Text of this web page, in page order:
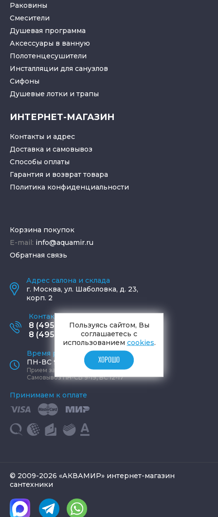
Раковины
Смесители
Душевая программа
Аксессуары в ванную
Полотенцесушители
Инсталляции для санузлов
Cифоны
Душевые лотки и трапы
ИНТЕРНЕТ-МАГАЗИН
Контакты и адрес
Доставка и самовывоз
Способы оплаты
Гарантия и возврат товара
Политика конфиденциальности
Корзина покупок
E-mail: info@aquamir.ru
Обратная связь
Адрес салона и склада
г. Москва, ул. Шаболовка, д. 23,
корп. 2
Контактные телефоны
8 (495) 795-77-65
8 (495) 797-11-67
Время работы офиса
ПН-ВС 9:00 - 19:00
Прием заказов круглосуточно
Самовывоз ПН-СБ 9-19, ВС 12-17
Принимаем к оплате
© 2009-2026 «АКВАМИР» интернет-магазин
сантехники
Пользуясь сайтом, Вы
соглашаетесь с
использованием cookies.
ХОРОШО